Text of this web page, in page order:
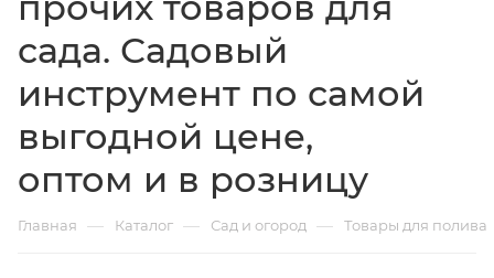
сада. Садовый
инструмент по самой
выгодной цене,
оптом и в розницу
Главная — Каталог — Сад и огород — Товары для полива